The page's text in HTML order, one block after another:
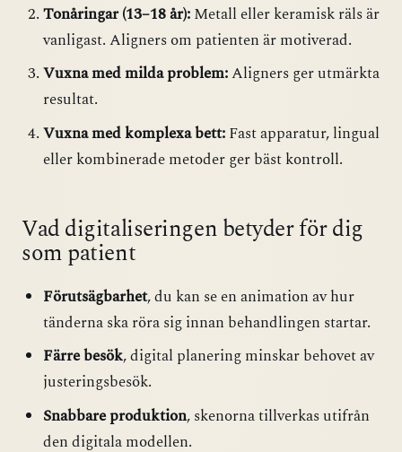
Tonåringar (13–18 år):Metall eller keramisk räls är
vanligast. Aligners om patienten är motiverad.
Vuxna med milda problem:Aligners ger utmärkta
resultat.
Vuxna med komplexa bett:Fast apparatur, lingual
eller kombinerade metoder ger bäst kontroll.
Vad digitaliseringen betyder för dig
som patient
Förutsägbarhet, du kan se en animation av hur
tänderna ska röra sig innan behandlingen startar.
Färre besök, digital planering minskar behovet av
justeringsbesök.
Snabbare produktion, skenorna tillverkas utifrån
den digitala modellen.